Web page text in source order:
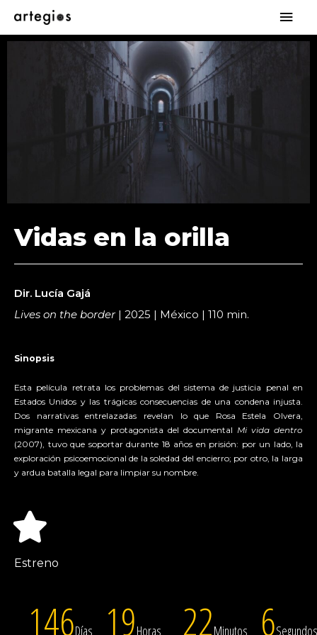
Vidas en la orilla
Dir. Lucía Gajá
Lives on the border| 2025 | México | 110 min.
Sinopsis
Esta película retrata los problemas del sistema de justicia penal en
Estados Unidos y las trágicas consecuencias de una condena injusta.
Dos narrativas entrelazadas revelan lo que Rosa Estela Olvera,
migrante mexicana y protagonista del documental Mi vida dentro
(2007), tuvo que soportar durante 18 años en prisión: por un lado, la
exploración psicoemocional de la soledad del encierro; por otro, la larga
y ardua batalla legal para limpiar su nombre.
Estreno
146Días 19Horas 22Minutos 6Segundos